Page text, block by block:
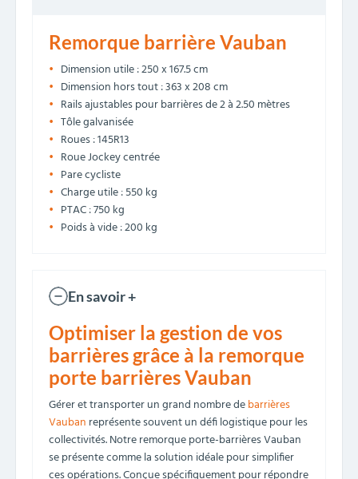
Remorque barrière Vauban
Dimension utile : 250 x 167.5 cm
Dimension hors tout : 363 x 208 cm
Rails ajustables pour barrières de 2 à 2.50 mètres
Tôle galvanisée
Roues : 145R13
Roue Jockey centrée
Pare cycliste
Charge utile : 550 kg
PTAC : 750 kg
Poids à vide : 200 kg
En savoir +
Optimiser la gestion de vos
barrières grâce à la remorque
porte barrières Vauban
Gérer et transporter un grand nombre debarrières
Vauban représente souvent un défi logistique pour les
collectivités. Notre remorque porte-barrières Vauban
se présente comme la solution idéale pour simplifier